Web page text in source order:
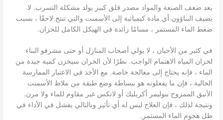
يعد ضعف الصنعة والمواد مصدر قلق كبير يولد مشكلة التسرب. لا
يضيف البناؤون أي مادة كيميائية إلى الأسمنت والتي تنتج لاحقًا ، بسبب
ضغط الماء المستمر ، مسامًا زائدة في الهيكل الكامل للخزان.
في كثير من الأحيان ، لا يولي أصحاب المنازل أو حتى مشرفو البناء
لخزان المياه الاهتمام الواجب. نظرًا لأن الخزان سيخزن كمية جيدة من
الماء ، فإنه يحتاج إلى معالجة خاصة. مع الأخذ في الاعتبار الممارسة
الحالية ، فإن ما يفعلونه هو ببساطة وضع طبقة من ملاط ​​الأسمنت
الأنيق الممزوج ببوليمر أكريليك أو لاتكس غير مقاوم للماء ولا مرن.
ونتيجة لذلك ، فإن العلاج ليس له أي تأثير وبالتالي يفشل في الأداء في
ظل هجوم الماء المستمر.